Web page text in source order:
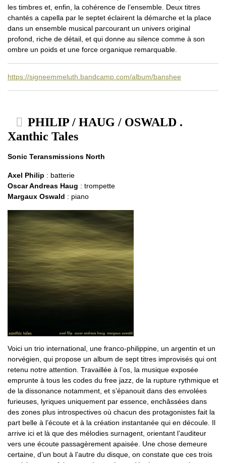
les timbres et, enfin, la cohérence de l’ensemble. Deux titres
chantés a capella par le septet éclairent la démarche et la place
dans un ensemble musical parcourant un univers original
profond, riche de détail, et qui donne au silence comme à son
ombre un poids et une force organique remarquable.
https://signeemmeluth.bandcamp.com/album/banshee
PHILIP / HAUG / OSWALD .
Xanthic Tales
Sonic Teransmissions North
Axel Philip : batterie
Oscar Andreas Haug : trompette
Margaux Oswald : piano
Voici un trio international, une franco-philippine, un argentin et un
norvégien, qui propose un album de sept titres improvisés qui ont
retenu notre attention. Travaillée à l’os, la musique exposée
emprunte à tous les codes du free jazz, de la rupture rythmique et
de la dissonance notamment, et s’épanouit dans des envolées
furieuses, lyriques uniquement par essence, enchâssées dans
des zones plus introspectives où chacun des protagonistes fait la
part belle à l’écoute et à la création instantanée qui en découle. Il
arrive ici et là que des mélodies surnagent, orientant l’auditeur
vers une écoute passagèrement apaisée. Une chose demeure
certaine, d’un bout à l’autre du disque, on constate que ces trois